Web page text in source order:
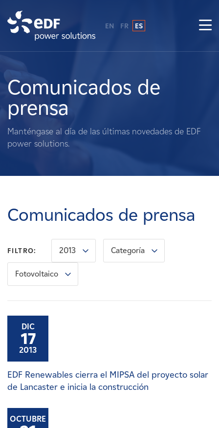
Sobre nosotros
Qué hacemos
Terratenientes
Carreras
Noticias
Contacte con
EN FR ES
Comunicados de
prensa
Manténgase al día de las últimas novedades de EDF
power solutions.
Comunicados de prensa
FILTRO: 2013 Categoría
Fotovoltaico
DIC
17
2013
EDF Renewables cierra el MIPSA del proyecto solar
de Lancaster e inicia la construcción
OCTUBRE